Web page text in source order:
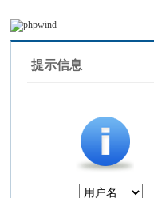
提示信息